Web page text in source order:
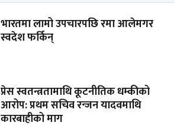
भारतमा लामो उपचारपछि रमा आलेमगर
स्वदेश फर्किन्
प्रेस स्वतन्त्रतामाथि कूटनीतिक धम्कीको
आरोप: प्रथम सचिव रन्जन यादवमाथि
कारबाहीको माग